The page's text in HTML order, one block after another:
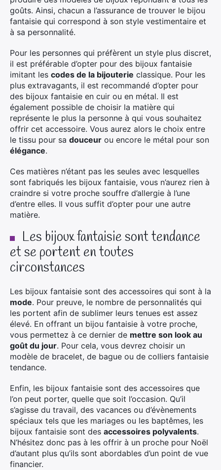
goûts. Ainsi, chacun a l’assurance de trouver le bijou
fantaisie qui correspond à son style vestimentaire et
à sa personnalité.
Pour les personnes qui préfèrent un style plus discret,
il est préférable d’opter pour des bijoux fantaisie
imitant les codes de la bijouterie classique. Pour les
plus extravagants, il est recommandé d’opter pour
des bijoux fantaisie en cuir ou en métal. Il est
également possible de choisir la matière qui
représente le plus la personne à qui vous souhaitez
offrir cet accessoire. Vous aurez alors le choix entre
le tissu pour sa douceur ou encore le métal pour son
élégance.
Ces matières n’étant pas les seules avec lesquelles
sont fabriqués les bijoux fantaisie, vous n’aurez rien à
craindre si votre proche souffre d’allergie à l’une
d’entre elles. Il vous suffit d’opter pour une autre
matière.
Les bijoux fantaisie sont tendance
et se portent en toutes
circonstances
Les bijoux fantaisie sont des accessoires qui sont à la
mode. Pour preuve, le nombre de personnalités qui
les portent afin de sublimer leurs tenues est assez
élevé. En offrant un bijou fantaisie à votre proche,
vous permettez à ce dernier de mettre son look au
goût du jour. Pour cela, vous devrez choisir un
modèle de bracelet, de bague ou de colliers fantaisie
tendance.
Enfin, les bijoux fantaisie sont des accessoires que
l’on peut porter, quelle que soit l’occasion. Qu’il
s’agisse du travail, des vacances ou d’évènements
spéciaux tels que les mariages ou les baptêmes, les
bijoux fantaisie sont des accessoires polyvalents.
N’hésitez donc pas à les offrir à un proche pour Noël
d’autant plus qu’ils sont abordables d’un point de vue
financier.